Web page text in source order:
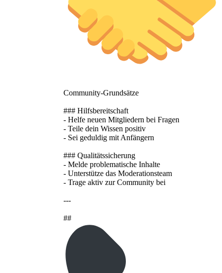
Community-Grundsätze
### Hilfsbereitschaft
- Helfe neuen Mitgliedern bei Fragen
- Teile dein Wissen positiv
- Sei geduldig mit Anfängern
### Qualitätssicherung
- Melde problematische Inhalte
- Unterstütze das Moderationsteam
- Trage aktiv zur Community bei
---
##